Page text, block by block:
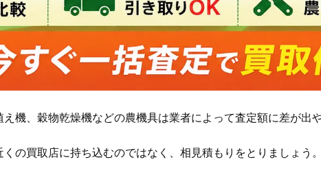
機、穀物乾燥機などの農機具は業者によって査定額に差が出や
の買取店に持ち込むのではなく、相見積もりをとりましょう。